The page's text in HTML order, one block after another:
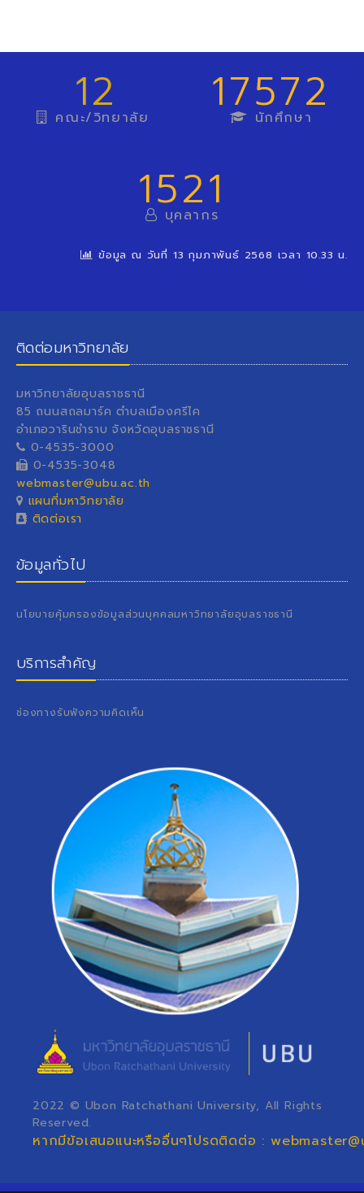
12
คณะ/วิทยาลัย 17572
นักศึกษา
1521
บุคลากร
ข้อมูล ณ วันที่ 13 กุมภาพันธ์ 2568 เวลา 10.33 น.
ติดต่อมหาวิทยาลัย
มหาวิทยาลัยอุบลราชธานี
85 ถนนสถลมาร์ค ตำบลเมืองศรีไค
อำเภอวารินชำราบ จังหวัดอุบลราชธานี
0-4535-3000
0-4535-3048
webmaster@ubu.ac.th
แผนที่มหาวิทยาลัย
ติดต่อเรา
ข้อมูลทั่วไป
นโยบายคุ้มครองข้อมูลส่วนบุคคลมหาวิทยาลัยอุบลราชธานี
บริการสำคัญ
ช่องทางรับฟังความคิดเห็น
2022 © Ubon Ratchathani University, All Rights
Reserved.
หากมีข้อเสนอแนะหรืออื่นๆโปรดติดต่อ :